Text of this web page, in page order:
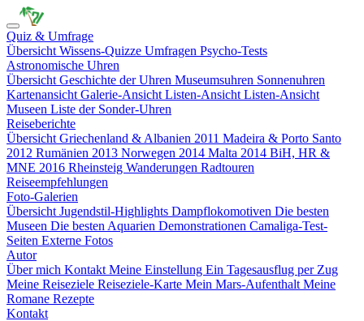
Quiz & Umfrage
Übersicht Wissens-Quizze Umfragen Psycho-Tests
Astronomische Uhren
Übersicht Geschichte der Uhren Museumsuhren Sonnenuhren
Kartenansicht Galerie-Ansicht Listen-Ansicht Listen-Ansicht
Museen Liste der Sonder-Uhren
Reiseberichte
Übersicht Griechenland & Albanien 2011 Madeira & Porto Santo
2012 Rumänien 2013 Norwegen 2014 Malta 2014 BiH, HR &
MNE 2016 Rheinsteig Wanderungen Radtouren
Reiseempfehlungen
Foto-Galerien
Übersicht Jugendstil-Highlights Dampflokomotiven Die besten
Museen Die besten Aquarien Demonstrationen Camaliga-Test-
Seiten Externe Fotos
Autor
Über mich Kontakt Meine Einstellung Ein Tagesausflug per Zug
Meine Reiseziele Reiseziele-Karte Mein Mars-Aufenthalt Meine
Romane Rezepte
Kontakt